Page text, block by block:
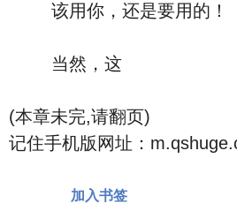
该用你，还是要用的！
当然，这
(本章未完,请翻页)
记住手机版网址：
加入书签